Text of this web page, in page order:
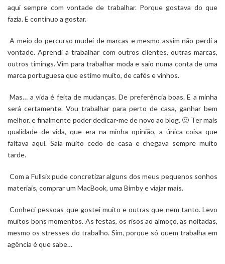
aqui sempre com vontade de trabalhar. Porque gostava do que
fazia. E continuo a gostar.
A meio do percurso mudei de marcas e mesmo assim não perdi a
vontade. Aprendi a trabalhar com outros clientes, outras marcas,
outros timings. Vim para trabalhar moda e saio numa conta de uma
marca portuguesa que estimo muito, de cafés e vinhos.
Mas… a vida é feita de mudanças. De preferência boas. E a minha
será certamente. Vou trabalhar para perto de casa, ganhar bem
melhor, e finalmente poder dedicar-me de novo ao blog. 🙂 Ter mais
qualidade de vida, que era na minha opinião, a única coisa que
faltava aqui. Saía muito cedo de casa e chegava sempre muito
tarde.
Com a Fullsix pude concretizar alguns dos meus pequenos sonhos
materiais, comprar um MacBook, uma Bimby e viajar mais.
Conheci pessoas que gostei muito e outras que nem tanto. Levo
muitos bons momentos. As festas, os risos ao almoço, as noitadas,
mesmo os stresses do trabalho. Sim, porque só quem trabalha em
agência é que sabe…